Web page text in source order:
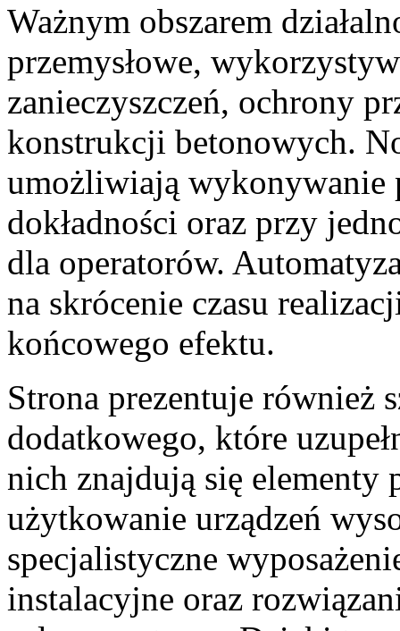
Ważnym obszarem
przemysłowe,
zanieczyszczeń, ochrony
konstrukcji betonowych.
umożliwiają wykonywanie
dokładności oraz przy
dla operatorów.
na skrócenie czasu
końcowego efektu.
Strona prezentuje również
dodatkowego, które
nich znajdują się elementy
użytkowanie urządzeń
specjalistyczne
instalacyjne oraz